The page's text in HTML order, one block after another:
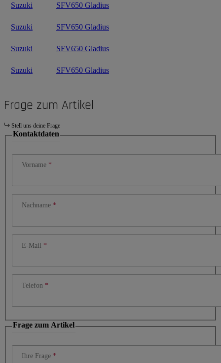
Suzuki SFV650 Gladius
Suzuki SFV650 Gladius
Suzuki SFV650 Gladius
Suzuki SFV650 Gladius
Frage zum Artikel
Stell uns deine Frage
Kontaktdaten
Vorname
Nachname
E-Mail
Telefon
Frage zum Artikel
Ihre Frage